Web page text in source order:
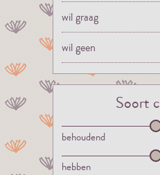
wil graag
wil geen
Soort
behoudend
hebben